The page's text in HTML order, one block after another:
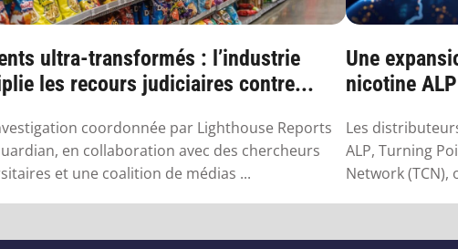
ultra-transformés : l’industrie
les recours judiciaires contre...
coordonnée par Lighthouse Reports
en collaboration avec des chercheurs
et une coalition de médias ...
Une
nicotine
Les
ALP, Turning
Network (TCN),